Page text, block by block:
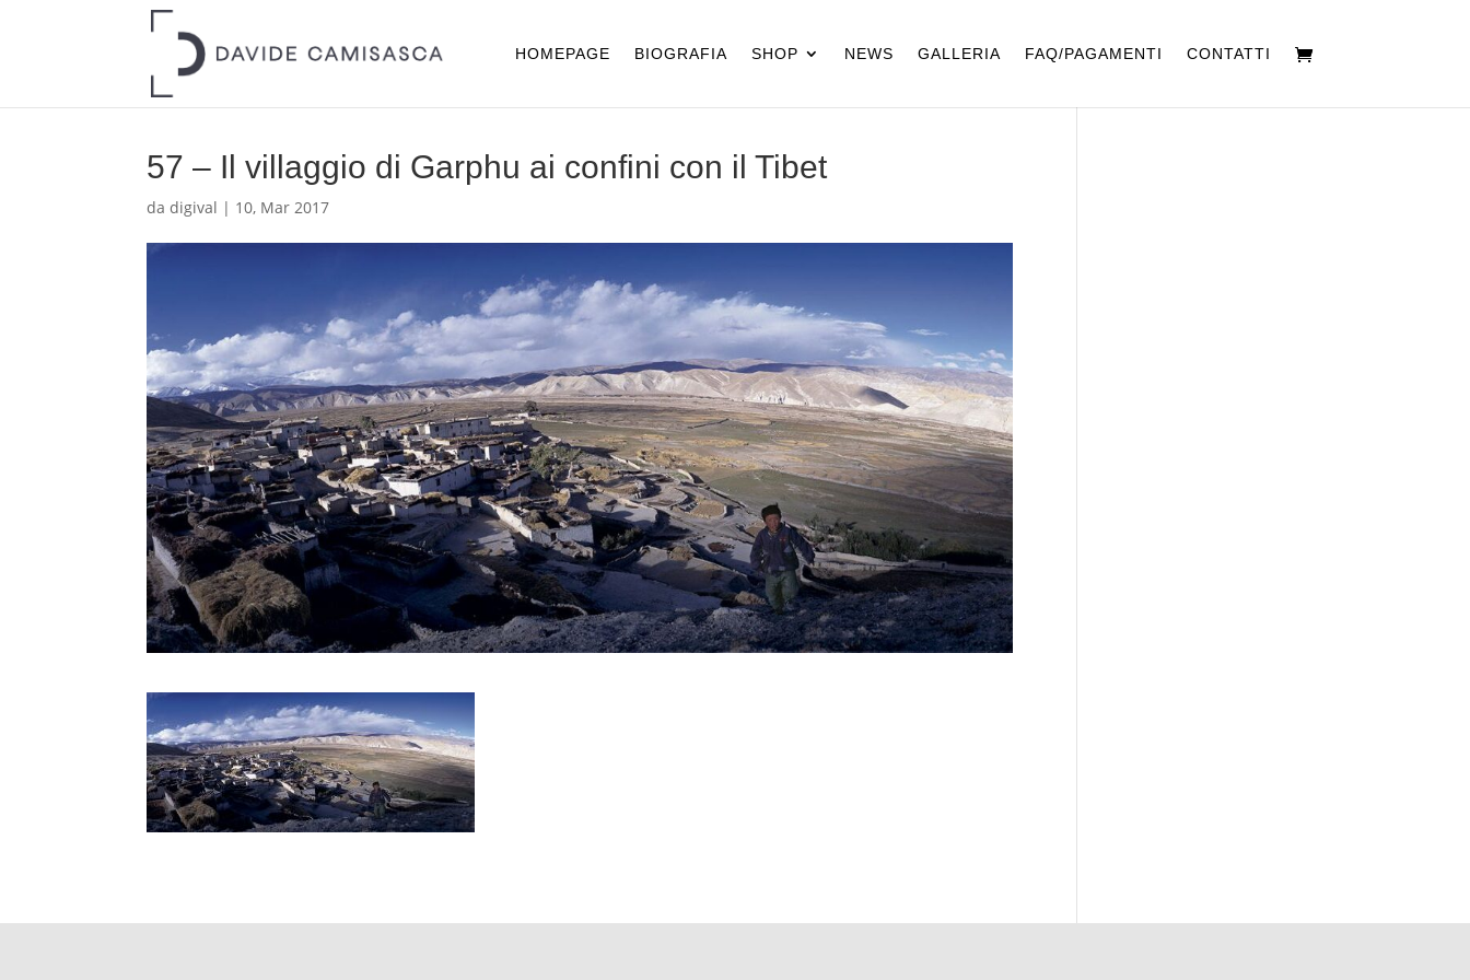
HOMEPAGE BIOGRAFIA SHOP NEWS GALLERIA FAQ/PAGAMENTI CONTATTI
57 – Il villaggio di Garphu ai confini con il Tibet
dadigival | 10, Mar 2017